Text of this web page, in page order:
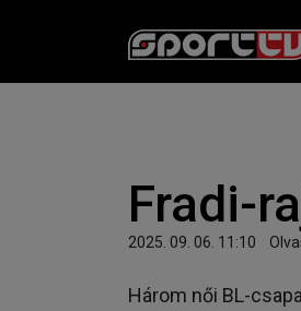
Fradi-
2025. 09. 06. 11:10
Három női BL-